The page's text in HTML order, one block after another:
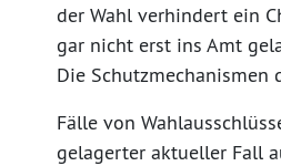
der Wahl verhindert ein
gar nicht erst ins Amt
Die
Fälle von
gelagerter aktueller Fall